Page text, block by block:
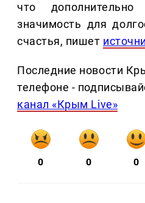
что
значимость для
счастья, пишет
Последние новости
телефоне -
канал «Крым Live»
0 0 0